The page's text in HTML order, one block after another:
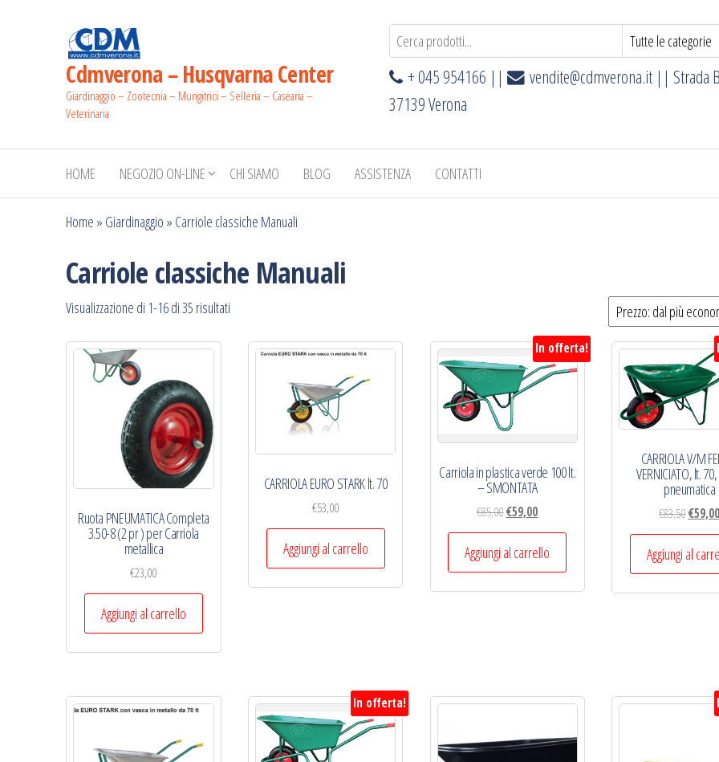
Cdmverona – Husqvarna Center
Giardinaggio – Zootecnia – Mungitrici – Selleria – Casearia –
Veterinaria
+ 045 954166 || vendite@cdmverona.it || Strada
37139 Verona
HOME NEGOZIO ON-LINE CHI SIAMO BLOG ASSISTENZA CONTATTI
Home » Giardinaggio » Carriole classiche Manuali
Carriole classiche Manuali
Visualizzazione di 1-16 di 35 risultati
Ruota PNEUMATICA Completa
3.50-8 (2 pr ) per Carriola
metallica
€23,00
Aggiungi al carrello
CARRIOLA EURO STARK lt. 70
€53,00
Aggiungi al carrello
In offerta!
Carriola in plastica verde 100 lt.
– SMONTATA
€85,00Il
prezzo
originale
era:
€85,00.
€59,00Il
prezzo
attuale
è:
€59,00.
Aggiungi al carrello
CARRIOLA V/M
VERNICIATO, lt.
pneumatica
€83,50Il
prezzo
era:
€83,50.
€59,00
Aggiungi al
In offerta!